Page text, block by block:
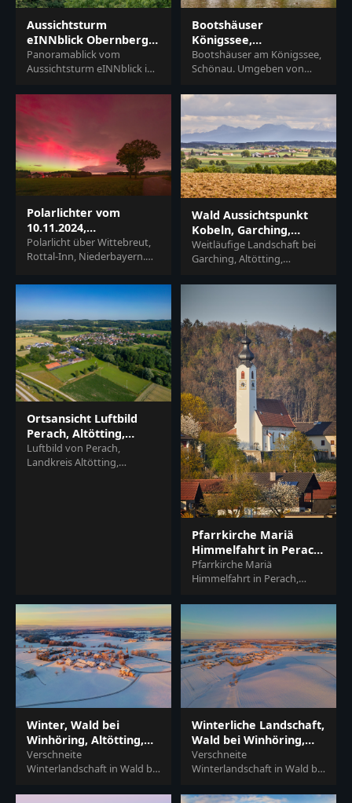
Aussichtsturm
eINNblick Obernberg,
Bauruine
Oberösterreich
Panoramablick vom
Aussichtsturm eINNblick in
Oberösterreich, Österreich.
Zeigt Wald, Gebäude und...
Bootshäuser
Königssee,
Berchtesgadener Land,
Oberbayern
Bootshäuser am Königssee,
Schönau. Umgeben von
Bergen im Berchtesgadener
Land, Oberbayern. Region...
Polarlichter vom
10.11.2024,
Hasmanning,
Wittibreut
Polarlicht über Wittebreut,
Rottal-Inn, Niederbayern.
Holzland, Deutschland, zeigt
Felder, Häuser...
Wald Aussichtspunkt
Kobeln, Garching,
Altötting, Oberbayern
Weitläufige Landschaft bei
Garching, Altötting,
Felder, Häuser und Berge.
Ortsansicht Luftbild
Perach, Altötting,
Oberbayern
Luftbild von Perach,
Landkreis Altötting,
Pfarrkirche Mariä
Himmelfahrt in Perach,
Altötting
Pfarrkirche Mariä
Himmelfahrt in Perach,
Oberbayern. Motiv zeigt die
Kirche umgeben von
Wohnhäusern...
Winter, Wald bei
Winhöring, Altötting,
Oberbayern
Verschneite
Winterlandschaft in Wald bei
Altötting, Oberbayern.
Winterliche Landschaft,
Wald bei Winhöring,
Altötting
Verschneite
Winterlandschaft in Wald bei
Altötting, Oberbayern. Inn-